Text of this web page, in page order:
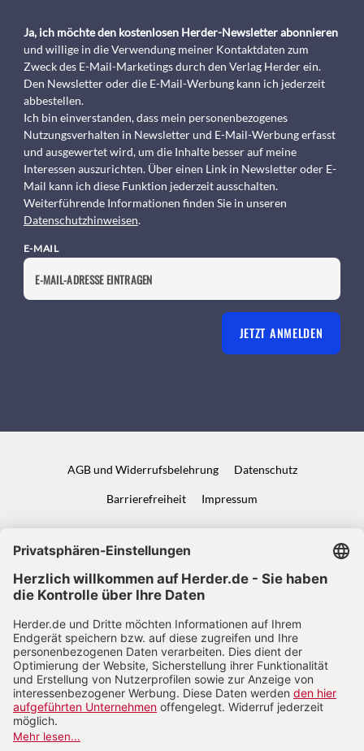
Ja, ich möchte den kostenlosen Herder-Newsletter abonnieren
und willige in die Verwendung meiner Kontaktdaten zum
Zweck des E-Mail-Marketings durch den Verlag Herder ein.
Den Newsletter oder die E-Mail-Werbung kann ich jederzeit
abbestellen.
Ich bin einverstanden, dass mein personenbezogenes
Nutzungsverhalten in Newsletter und E-Mail-Werbung erfasst
und ausgewertet wird, um die Inhalte besser auf meine
Interessen auszurichten. Über einen Link in Newsletter oder E-
Mail kann ich diese Funktion jederzeit ausschalten.
Weiterführende Informationen finden Sie in unseren
Datenschutzhinweisen.
E-MAIL
JETZT ANMELDEN
AGB und Widerrufsbelehrung Datenschutz
Barrierefreiheit Impressum
VERTRAG WIDERRUFEN